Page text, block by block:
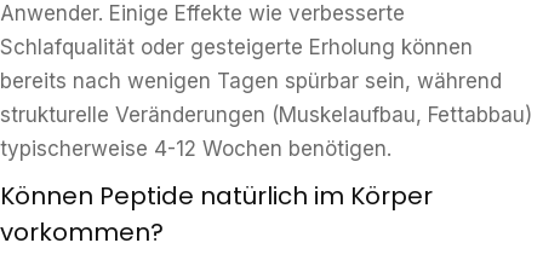
Anwender. Einige Effekte wie verbesserte
Schlafqualität oder gesteigerte Erholung können
bereits nach wenigen Tagen spürbar sein, während
strukturelle Veränderungen (Muskelaufbau, Fettabbau)
typischerweise 4-12 Wochen benötigen.
Können Peptide natürlich im Körper
vorkommen?